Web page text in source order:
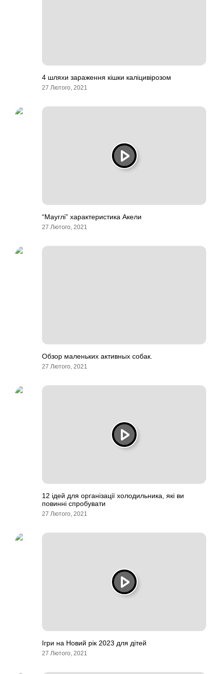
4 шляхи зараження кішки каліцивірозом
27 Лютого, 2021
“Мауглі” характеристика Акели
27 Лютого, 2021
Обзор маленьких активных собак.
27 Лютого, 2021
12 ідей для організації холодильника, які ви
повинні спробувати
27 Лютого, 2021
Ігри на Новий рік 2023 для дітей
27 Лютого, 2021